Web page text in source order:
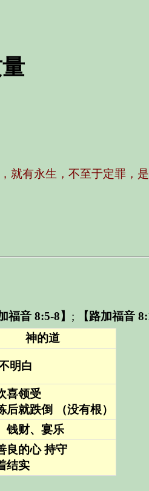
就有永生，不至于定罪，
福音 8:5-8】 ;
【路加福音
神的道
明白
喜领受
后就跌倒
（没有根）
钱财、宴乐
良的心 持守
结实